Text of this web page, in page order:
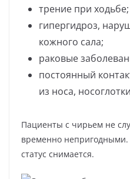
трение при ходьбе;
гипергидроз,
кожного сала;
раковые
постоянный
из носа,
Пациенты с чирьем не
временно
статус снимается.